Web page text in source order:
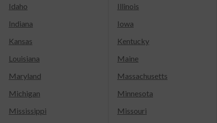
Idaho
Illinois
Indiana
Iowa
Kansas
Kentucky
Louisiana
Maine
Maryland
Massachusetts
Michigan
Minnesota
Mississippi
Missouri